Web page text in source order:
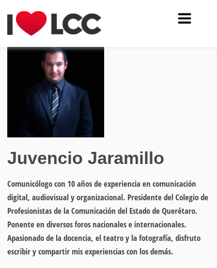
Juvencio Jaramillo
Comunicólogo con 10 años de experiencia en comunicación
digital, audiovisual y organizacional. Presidente del Colegio de
Profesionistas de la Comunicación del Estado de Querétaro.
Ponente en diversos foros nacionales e internacionales.
Apasionado de la docencia, el teatro y la fotografía, disfruto
escribir y compartir mis experiencias con los demás.